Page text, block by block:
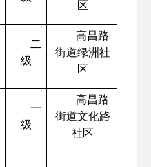
区
二
级
高昌路
街道绿洲社
区
一
级
高昌路
街道文化路
社区